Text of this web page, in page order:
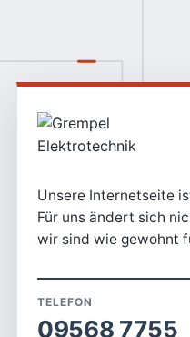
Unsere Internetseite
Für uns ändert sich
wir sind wie gewohnt
TELEFON
09568 7755